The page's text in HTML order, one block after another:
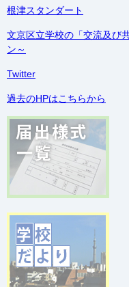
根津スタンダート
文京区立学校の「交流及び
ン～
Twitter
過去のHPはこちらから